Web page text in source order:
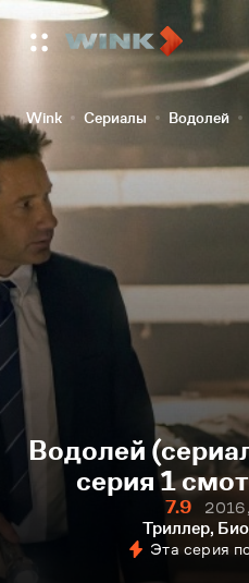
Wink Сериалы Водолей
Водолей
серия 1
7.9
Триллер,
Эта серия